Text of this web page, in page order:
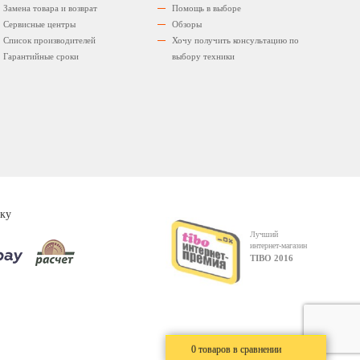
Замена товара и возврат
Сервисные центры
Список производителей
Гарантийные сроки
Помощь в выборе
Обзоры
Хочу получить консультацию по
выбору техники
Лучший
интернет-магазин
TIBO 2016